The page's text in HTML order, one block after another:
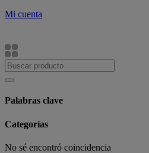
Mi cuenta
Palabras clave
Categorías
No sé encontró coincidencia